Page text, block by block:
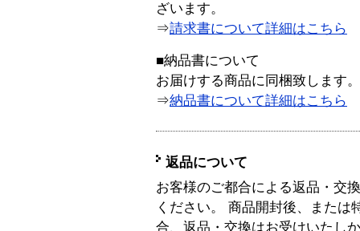
ざいます。
⇒請求書について詳細はこちら
■納品書について
お届けする商品に同梱致します。
⇒納品書について詳細はこちら
返品について
お客様のご都合による返品・交
ください。 商品開封後、または
合、返品・交換はお受けいたし